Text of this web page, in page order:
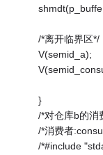
/*离开临界区*/
V(semid_a);
}
/*对仓库b的消
/*消费者
/*#include